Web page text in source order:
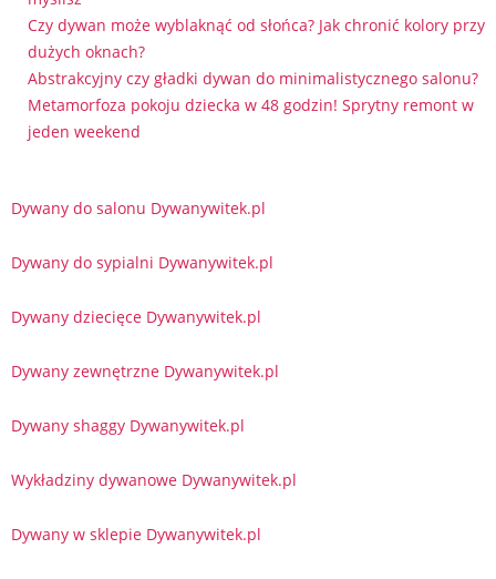
Czy dywan może wyblaknąć od słońca? Jak chronić kolory przy
dużych oknach?
Abstrakcyjny czy gładki dywan do minimalistycznego salonu?
Metamorfoza pokoju dziecka w 48 godzin! Sprytny remont w
jeden weekend
Dywany do salonu Dywanywitek.pl
Dywany do sypialni Dywanywitek.pl
Dywany dziecięce Dywanywitek.pl
Dywany zewnętrzne Dywanywitek.pl
Dywany shaggy Dywanywitek.pl
Wykładziny dywanowe Dywanywitek.pl
Dywany w sklepie Dywanywitek.pl